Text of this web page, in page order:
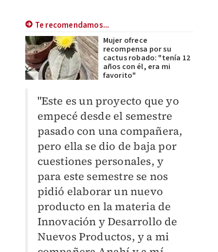
Te recomendamos...
Mujer ofrece
recompensa por su
cactus robado: "tenía 12
años con él, era mi
favorito"
"Este es un proyecto que yo
empecé desde el semestre
pasado con una compañera,
pero ella se dio de baja por
cuestiones personales, y
para este semestre se nos
pidió elaborar un nuevo
producto en la materia de
Innovación y Desarrollo de
Nuevos Productos, y a mi